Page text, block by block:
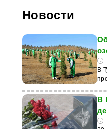
Медиа
Афиша
Новости
в
4
В
В